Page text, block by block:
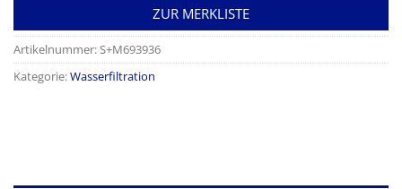
ZUR MERKLISTE
Artikelnummer:S+M693936
Kategorie:Wasserfiltration